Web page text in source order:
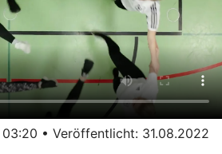
• Veröffentlicht: 31.08.2022